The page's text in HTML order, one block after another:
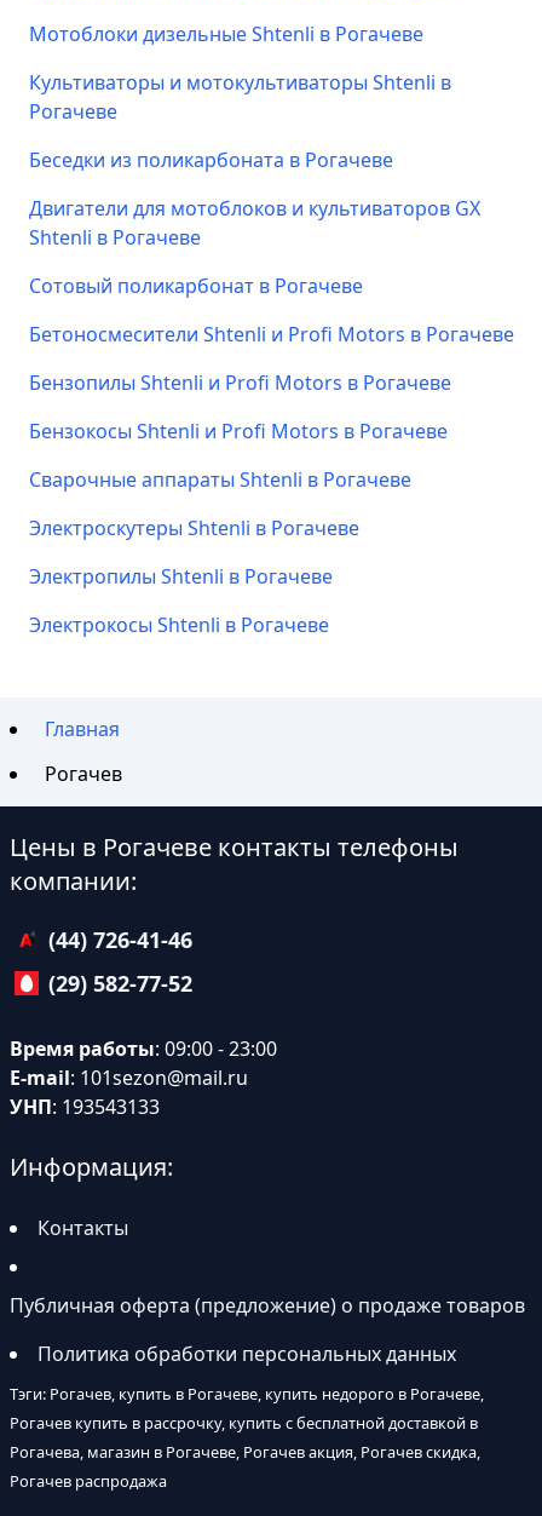
Мотоблоки дизельные Shtenli в Рогачеве
Культиваторы и мотокультиваторы Shtenli в
Рогачеве
Беседки из поликарбоната в Рогачеве
Двигатели для мотоблоков и культиваторов GX
Shtenli в Рогачеве
Сотовый поликарбонат в Рогачеве
Бетоносмесители Shtenli и Profi Motors в Рогачеве
Бензопилы Shtenli и Profi Motors в Рогачеве
Бензокосы Shtenli и Profi Motors в Рогачеве
Сварочные аппараты Shtenli в Рогачеве
Электроскутеры Shtenli в Рогачеве
Электропилы Shtenli в Рогачеве
Электрокосы Shtenli в Рогачеве
Главная
Рогачев
Цены в Рогачеве контакты телефоны
компании:
(44) 726-41-46
(29) 582-77-52
Время работы: 09:00 - 23:00
E-mail: 101sezon@mail.ru
УНП: 193543133
Информация:
Контакты
Публичная оферта (предложение) о продаже товаров
Политика обработки персональных данных
Тэги: Рогачев, купить в Рогачеве, купить недорого в Рогачеве,
Рогачев купить в рассрочку, купить с бесплатной доставкой в
Рогачева, магазин в Рогачеве, Рогачев акция, Рогачев скидка,
Рогачев распродажа